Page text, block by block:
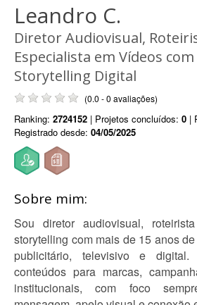
Leandro C.
Diretor Audiovisual,
Especialista em Vídeos com
Storytelling Digital
(0.0 - 0 avaliações)
Ranking: 2724152 | Projetos concluídos: 0 |
Registrado desde: 04/05/2025
Sobre mim:
Sou diretor audiovisual,
storytelling com mais de 15 anos
publicitário, televisivo e
conteúdos para marcas,
institucionais, com foco